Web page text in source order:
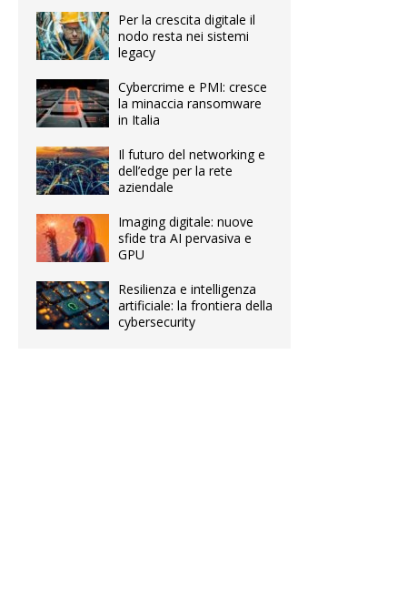
Per la crescita digitale il
nodo resta nei sistemi
legacy
Cybercrime e PMI: cresce
la minaccia ransomware
in Italia
Il futuro del networking e
dell’edge per la rete
aziendale
Imaging digitale: nuove
sfide tra AI pervasiva e
GPU
Resilienza e intelligenza
artificiale: la frontiera della
cybersecurity